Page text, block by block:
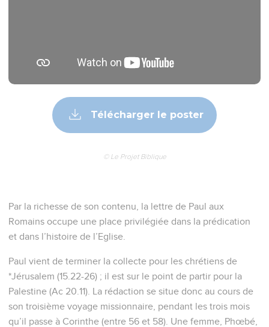
Télécharger le poster
© Le Projet Biblique
Par la richesse de son contenu, la lettre de Paul aux
Romains occupe une place privilégiée dans la prédication
et dans l’histoire de l’Eglise.
Paul vient de terminer la collecte pour les chrétiens de
*Jérusalem (15.22-26) ; il est sur le point de partir pour la
Palestine (Ac 20.11). La rédaction se situe donc au cours de
son troisième voyage missionnaire, pendant les trois mois
qu’il passe à Corinthe (entre 56 et 58). Une femme, Phœbé,